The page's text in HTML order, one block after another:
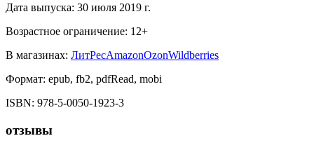
Дата выпуска: 30 июля 2019 г.
Возрастное ограничение: 12+
В магазинах: ЛитРесAmazonOzonWildberries
Формат: epub, fb2, pdfRead, mobi
ISBN: 978-5-0050-1923-3
отзывы